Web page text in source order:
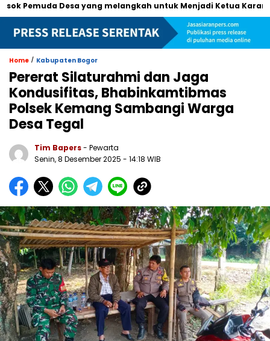
Desa yang melangkah untuk Menjadi Ketua Karang
Home / Kabupaten Bogor
Pererat Silaturahmi dan Jaga
Kondusifitas, Bhabinkamtibmas
Polsek Kemang Sambangi Warga
Desa Tegal
Tim Bapers- Pewarta
Senin, 8 Desember 2025 - 14:18 WIB